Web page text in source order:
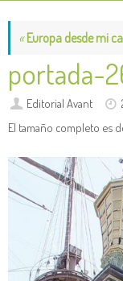
«Europa desde mi
portada-
Editorial Avant
El tamaño completo es